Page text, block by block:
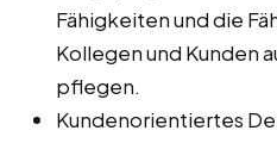
Fähigkeiten und die
Kollegen und Kunden
pflegen.
Kundenorientiertes